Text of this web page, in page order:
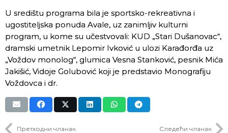
U središtu programa bila je sportsko-rekreativna i
ugostiteljska ponuda Avale, uz zanimljiv kulturni
program, u kome su učestvovali: KUD „Stari Dušanovac“,
dramski umetnik Lepomir Ivković u ulozi Karađorđa uz
„Voždov monolog“, glumica Vesna Stanković, pesnik Mića
Jakišić, Vidoje Golubović koji je predstavio Monografiju
Voždovca i dr.
Претходни чланак Следећи чланак